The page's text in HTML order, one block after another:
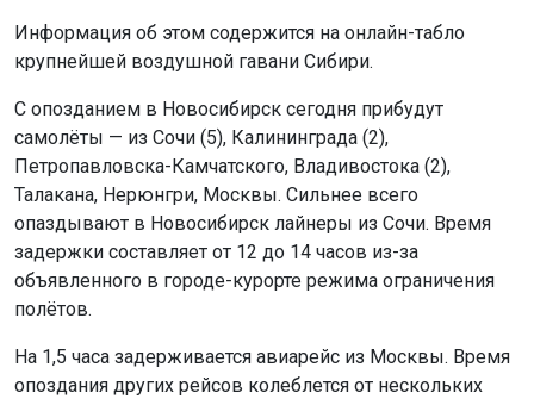
С опозданием в Новосибирск сегодня прибудут
самолёты — из Сочи (5), Калининграда (2),
Талакана, Нерюнгри, Москвы. Сильнее всего
опаздывают в Новосибирск лайнеры из Сочи. Время
задержки составляет от 12 до 14 часов из-за
объявленного в городе-курорте режима ограничения
полётов.
На 1,5 часа задерживается авиарейс из Москвы. Время
опоздания других рейсов колеблется от нескольких
Причины отклонения от графика полётов не